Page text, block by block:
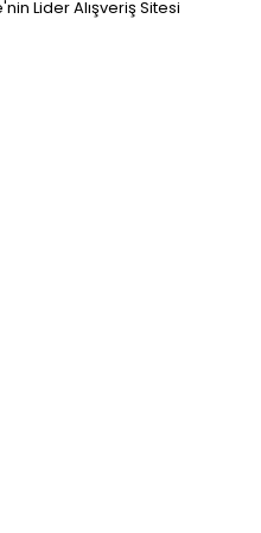
Lider Alışveriş Sitesi